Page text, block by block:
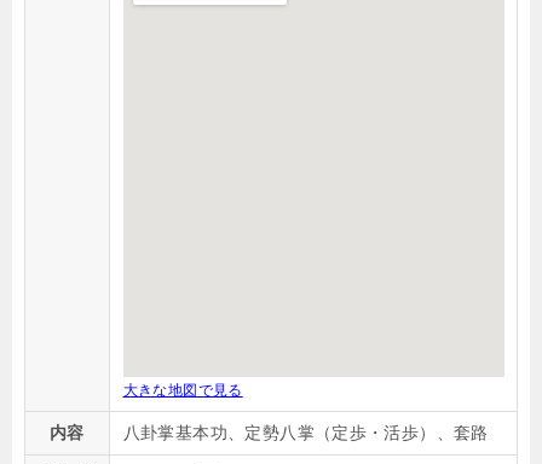
大きな地図で見る
内容 八卦掌基本功、定勢八掌（定歩・活歩）、套路